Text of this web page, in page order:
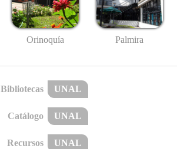
Orinoquía Palmira
Bibliotecas UNAL
Catálogo UNAL
Recursos UNAL